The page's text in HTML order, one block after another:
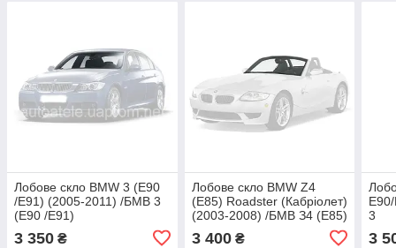
Лобове скло BMW 3 (E90
/E91) (2005-2011) /БМВ 3
(Е90 /Е91)
3 350 ₴
Лобове скло BMW Z4
(E85) Roadster (Кабріолет)
(2003-2008) /БМВ З4 (Е85)
3 400₴
3
3